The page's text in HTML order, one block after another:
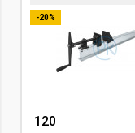
-20%
120